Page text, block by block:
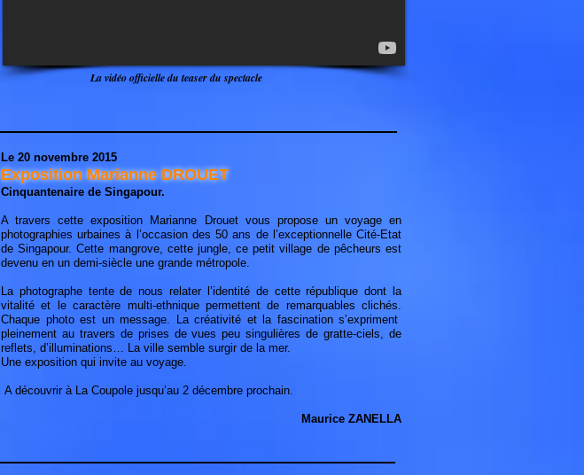
La vidéo officielle du teaser du spectacle
Le 20 novembre 2015
Exposition Marianne DROUET
Cinquantenaire de Singapour.
A travers cette exposition Marianne Drouet vous propose un voyage en
photographies urbaines à l’occasion des 50 ans de l’exceptionnelle Cité-Etat
de Singapour. Cette mangrove, cette jungle, ce petit village de pêcheurs est
devenu en un demi-siècle une grande métropole.
La photographe tente de nous relater l’identité de cette république dont la
vitalité et le caractère multi-ethnique permettent de remarquables clichés.
Chaque photo est un message. La créativité et la fascination s’expriment
pleinement au travers de prises de vues peu singulières de gratte-ciels, de
reflets, d’illuminations… La ville semble surgir de la mer.
Une exposition qui invite au voyage.
A découvrir à La Coupole jusqu’au 2 décembre prochain.
Maurice ZANELLA